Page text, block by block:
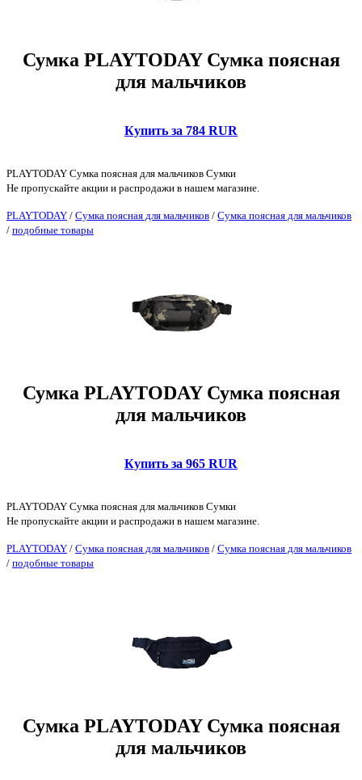
Сумка PLAYTODAY Сумка поясная
для мальчиков
Купить за 784 RUR
PLAYTODAY Сумка поясная для мальчиков Сумки
Не пропускайте акции и распродажи в нашем магазине.
PLAYTODAY / Сумка поясная для мальчиков / Сумка поясная для мальчиков
/ подобные товары
Сумка PLAYTODAY Сумка поясная
для мальчиков
Купить за 965 RUR
PLAYTODAY Сумка поясная для мальчиков Сумки
Не пропускайте акции и распродажи в нашем магазине.
PLAYTODAY / Сумка поясная для мальчиков / Сумка поясная для мальчиков
/ подобные товары
Сумка PLAYTODAY Сумка поясная
для мальчиков